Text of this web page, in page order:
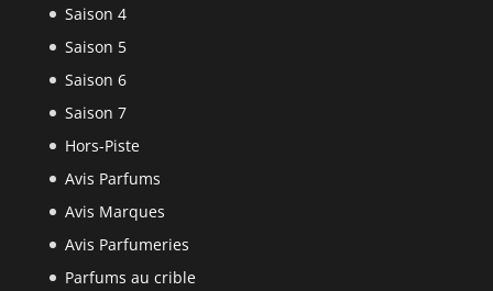
Saison 4
Saison 5
Saison 6
Saison 7
Hors-Piste
Avis Parfums
Avis Marques
Avis Parfumeries
Parfums au crible